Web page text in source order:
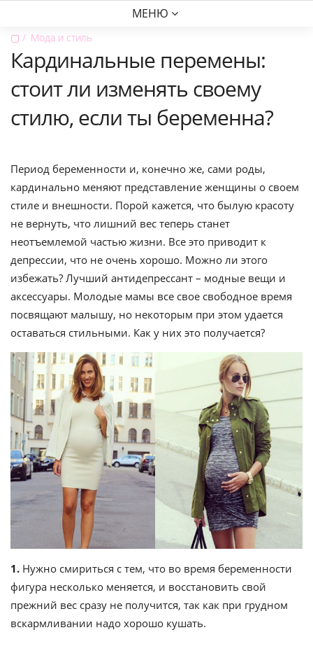
МЕНЮ
▢ Мода и стиль
Кардинальные перемены:
стоит ли изменять своему
стилю, если ты беременна?
Период беременности и, конечно же, сами роды,
кардинально меняют представление женщины о своем
стиле и внешности. Порой кажется, что былую красоту
не вернуть, что лишний вес теперь станет
неотъемлемой частью жизни. Все это приводит к
депрессии, что не очень хорошо. Можно ли этого
избежать? Лучший антидепрессант – модные вещи и
аксессуары. Молодые мамы все свое свободное время
посвящают малышу, но некоторым при этом удается
оставаться стильными. Как у них это получается?
1. Нужно смириться с тем, что во время беременности
фигура несколько меняется, и восстановить свой
прежний вес сразу не получится, так как при грудном
вскармливании надо хорошо кушать.